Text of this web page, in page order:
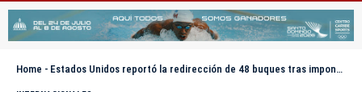
Home - Estados Unidos reportó la redirección de 48 buques tras imponer el bloqueo naval a Irán